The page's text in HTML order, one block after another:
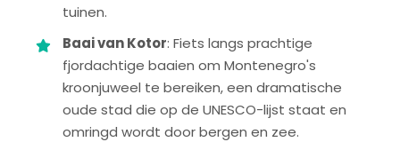
tuinen.
Baai van Kotor: Fiets langs prachtige
fjordachtige baaien om Montenegro's
kroonjuweel te bereiken, een dramatische
oude stad die op de UNESCO-lijst staat en
omringd wordt door bergen en zee.